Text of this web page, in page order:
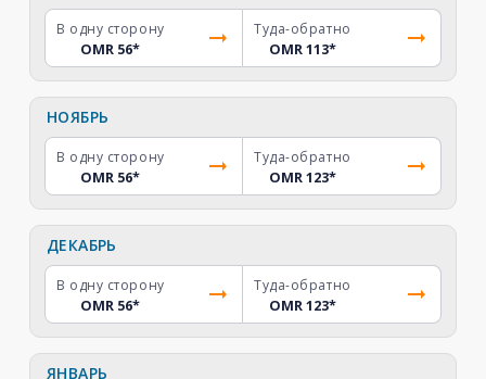
В одну сторону
OMR 56*
Туда-обратно
OMR 113*
НОЯБРЬ
В одну сторону
OMR 56*
Туда-обратно
OMR 123*
ДЕКАБРЬ
В одну сторону
OMR 56*
Туда-обратно
OMR 123*
ЯНВАРЬ